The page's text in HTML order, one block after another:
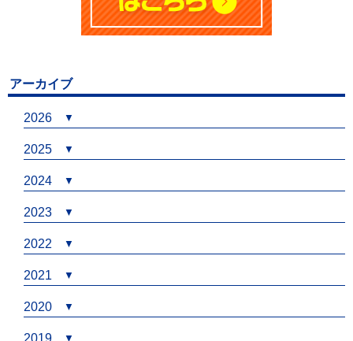
アーカイブ
2026
2025
2024
2023
2022
2021
2020
2019